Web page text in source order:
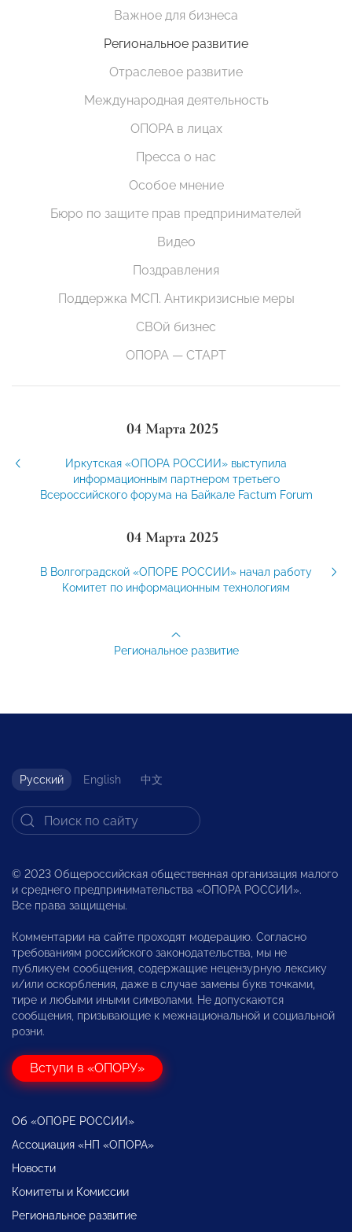
Важное для бизнеса
Региональное развитие
Отраслевое развитие
Международная деятельность
ОПОРА в лицах
Пресса о нас
Особое мнение
Бюро по защите прав предпринимателей
Видео
Поздравления
Поддержка МСП. Антикризисные меры
СВОй бизнес
ОПОРА — СТАРТ
04 Марта 2025
Иркутская «ОПОРА РОССИИ» выступила
информационным партнером третьего
Всероссийского форума на Байкале Factum Forum
04 Марта 2025
В Волгоградской «ОПОРЕ РОССИИ» начал работу
Комитет по информационным технологиям
Региональное развитие
Русский English 中文
© 2023 Общероссийская общественная организация малого
и среднего предпринимательства «ОПОРА РОССИИ».
Все права защищены.
Комментарии на сайте проходят модерацию. Согласно
требованиям российского законодательства, мы не
публикуем сообщения, содержащие нецензурную лексику
и/или оскорбления, даже в случае замены букв точками,
тире и любыми иными символами. Не допускаются
сообщения, призывающие к межнациональной и социальной
розни.
Вступи в «ОПОРУ»
Об «ОПОРЕ РОССИИ»
Ассоциация «НП «ОПОРА»
Новости
Комитеты и Комиссии
Региональное развитие